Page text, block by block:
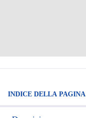
INDICE DELLA PAGINA